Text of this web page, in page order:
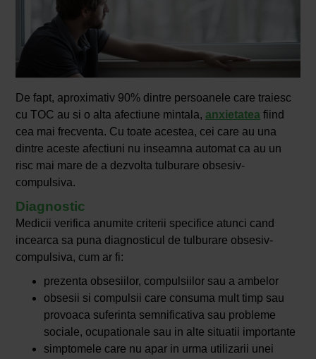
De fapt, aproximativ 90% dintre persoanele care traiesc
cu TOC au si o alta afectiune mintala, anxietatea fiind
cea mai frecventa. Cu toate acestea, cei care au una
dintre aceste afectiuni nu inseamna automat ca au un
risc mai mare de a dezvolta tulburare obsesiv-
compulsiva.
Diagnostic
Medicii verifica anumite criterii specifice atunci cand
incearca sa puna diagnosticul de tulburare obsesiv-
compulsiva, cum ar fi:
prezenta obsesiilor, compulsiilor sau a ambelor
obsesii si compulsii care consuma mult timp sau
provoaca suferinta semnificativa sau probleme
sociale, ocupationale sau in alte situatii importante
simptomele care nu apar in urma utilizarii unei